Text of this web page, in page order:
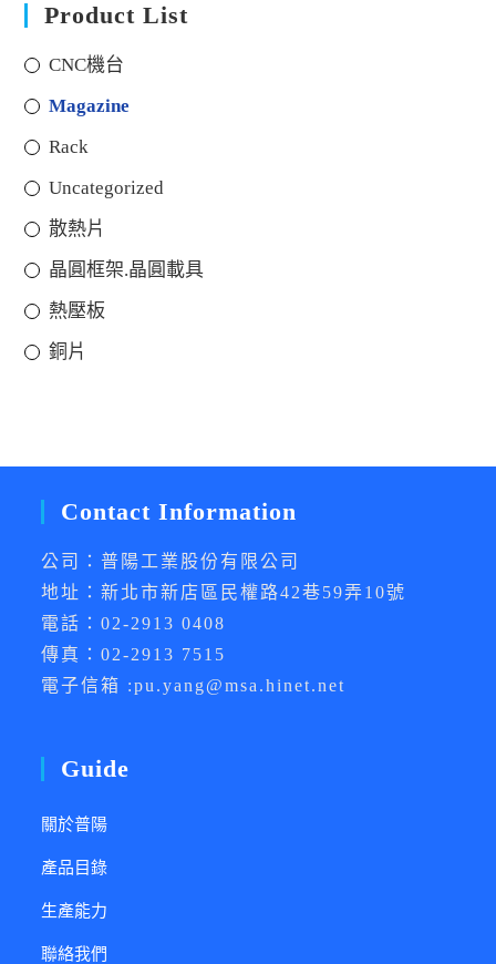
Product List
CNC機台
Magazine
Rack
Uncategorized
散熱片
晶圓框架.晶圓載具
熱壓板
銅片
Contact Information
公司：普陽工業股份有限公司
地址：新北市新店區民權路42巷59弄10號
電話：02-2913 0408
傳真：02-2913 7515
電子信箱 :pu.yang@msa.hinet.net
Guide
關於普陽
產品目錄
生產能力
聯絡我們